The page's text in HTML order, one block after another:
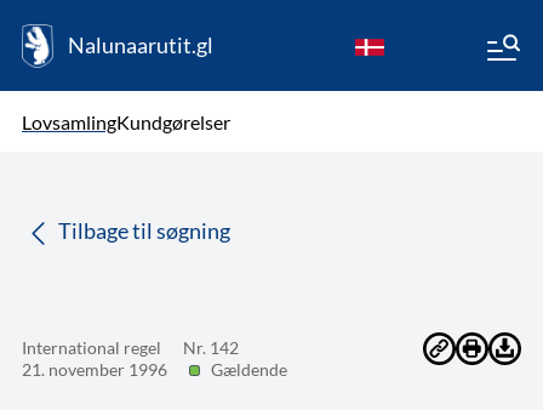
Nalunaarutit.gl
LovsamlingKundgørelser
Tilbage til søgning
International regel
Nr. 142
21. november 1996
Gældende